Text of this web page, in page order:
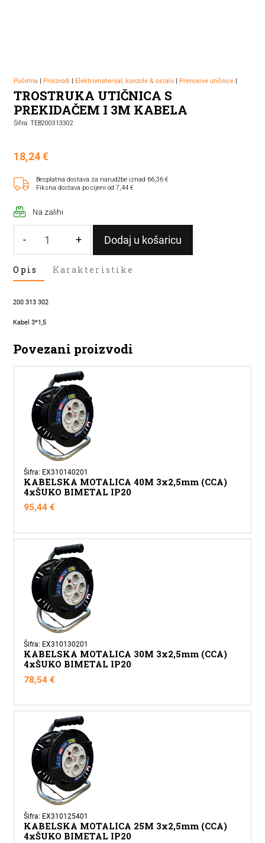
Početna| Proizvodi | Elektromaterijal, konzole & ostalo| Prenosive utičnice|
TROSTRUKA UTIČNICA S
PREKIDAČEM I 3M KABELA
Šifra: TEB200313302
18,24€
Besplatna dostava za narudžbe iznad 66,36 €
Fiksna dostava po cijeni od 7,44 €
Na zalihi
-
UTIČNICA
PREKIDAČEM
3M
količina
+ Dodaj u košaricu
Opis Karakteristike
200 313 302
Kabel 3*1,5
Povezani proizvodi
Šifra: EX310140201
KABELSKA MOTALICA 40M 3x2,5mm (CCA)
4xŠUKO BIMETAL IP20
95,44€
Šifra: EX310130201
KABELSKA MOTALICA 30M 3x2,5mm (CCA)
4xŠUKO BIMETAL IP20
78,54€
Šifra: EX310125401
KABELSKA MOTALICA 25M 3x2,5mm (CCA)
4xŠUKO BIMETAL IP20